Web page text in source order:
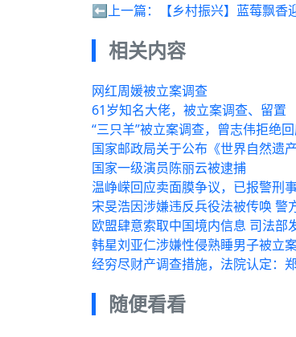
⬅️上一篇：
【乡村振兴】蓝莓飘香
相关内容
网红周媛被立案调查
61岁知名大佬，被立案调查、留置
“三只羊”被立案调查，曾志伟拒绝
国家邮政局关于公布《世界自然
国家一级演员陈丽云被逮捕
温峥嵘回应卖面膜争议，已报警刑
宋旻浩因涉嫌违反兵役法被传唤 警
欧盟肆意索取中国境内信息 司法部
韩星刘亚仁涉嫌性侵熟睡男子被立
经穷尽财产调查措施，法院认定：
随便看看